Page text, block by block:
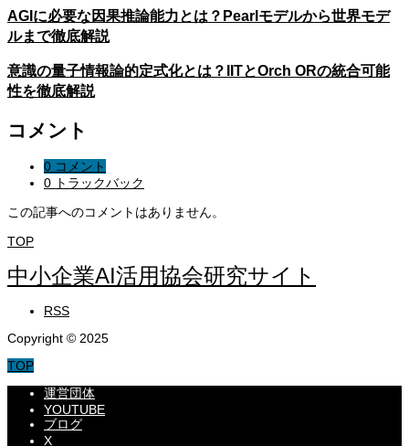
AGIに必要な因果推論能力とは？Pearlモデルから世界モデ
ルまで徹底解説
意識の量子情報論的定式化とは？IITとOrch ORの統合可能
性を徹底解説
コメント
0 コメント
0 トラックバック
この記事へのコメントはありません。
TOP
中小企業AI活用協会研究サイト
RSS
Copyright © 2025
TOP
運営団体
YOUTUBE
ブログ
X